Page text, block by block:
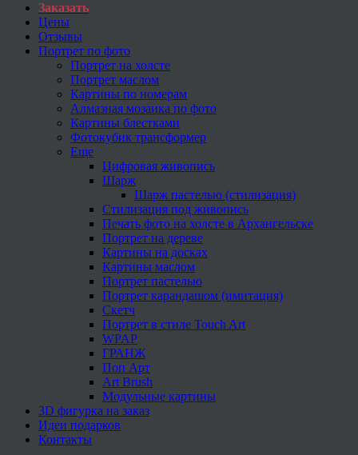
Заказать
Цены
Отзывы
Портрет по фото
Портрет на холсте
Портрет маслом
Картины по номерам
Алмазная мозаика по фото
Картины блестками
Фотокубик трансформер
Еще
Цифровая живопись
Шарж
Шарж пастелью (стилизация)
Стилизация под живопись
Печать фото на холсте в Архангельске
Портрет на дереве
Картины на досках
Картины маслом
Портрет пастелью
Портрет карандашом (имитация)
Скетч
Портрет в стиле Touch Art
WPAP
ГРАНЖ
Поп Арт
Art Brush
Модульные картины
3D фигурка на заказ
Идеи подарков
Контакты